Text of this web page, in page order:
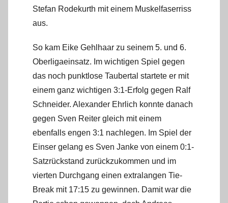
Stefan Rodekurth mit einem Muskelfaserriss
aus.
So kam Eike Gehlhaar zu seinem 5. und 6.
Oberligaeinsatz. Im wichtigen Spiel gegen
das noch punktlose Taubertal startete er mit
einem ganz wichtigen 3:1-Erfolg gegen Ralf
Schneider. Alexander Ehrlich konnte danach
gegen Sven Reiter gleich mit einem
ebenfalls engen 3:1 nachlegen. Im Spiel der
Einser gelang es Sven Janke von einem 0:1-
Satzrückstand zurückzukommen und im
vierten Durchgang einen extralangen Tie-
Break mit 17:15 zu gewinnen. Damit war die